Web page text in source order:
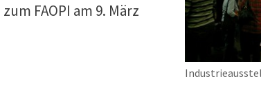
FAOPI am 9. März